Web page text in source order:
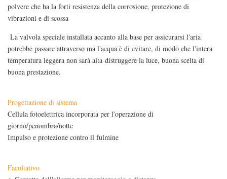
polvere che ha la forti resistenza della corrosione, protezione di
vibrazioni e di scossa
La valvola speciale installata accanto alla base per assicurarsi l'aria
potrebbe passare attraverso ma l'acqua è di evitare, di modo che l'intera
temperatura leggera non sarà alta distruggere la luce, buona scelta di
buona prestazione.
Progettazione di sistema
Cellula fotoelettrica incorporata per l'operazione di
giorno/penombra/notte
Impulso e protezione contro il fulmine
Facoltativo